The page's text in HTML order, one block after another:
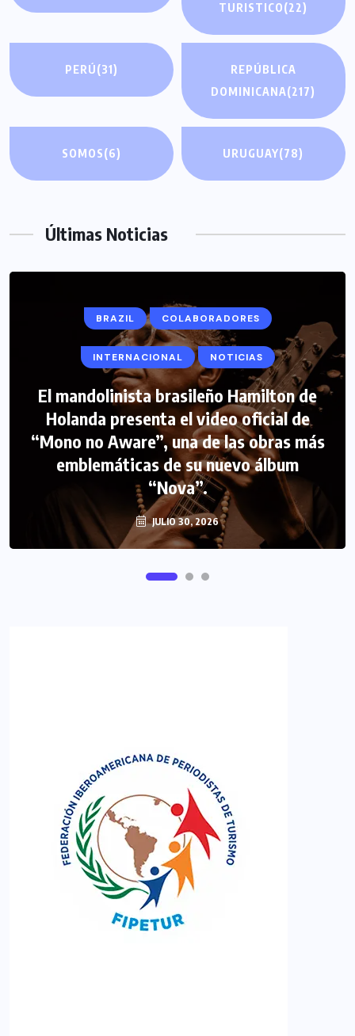
TURISTICO(22)
PERÚ(31)
REPÚBLICA
DOMINICANA(217)
SOMOS(6) URUGUAY(78)
Últimas Noticias
BRAZIL COLABORADORES
INTERNACIONAL NOTICIAS
El mandolinista brasileño Hamilton de
Holanda presenta el video oficial de
“Mono no Aware”, una de las obras más
emblemáticas de su nuevo álbum
“Nova”.
JULIO 30, 2026
COLABORADORES INTERNACIONAL
NOTICIAS PERIODISMO TURISTICO
FIPETUR se solidariza con Venezuela
JUNIO 29, 2026